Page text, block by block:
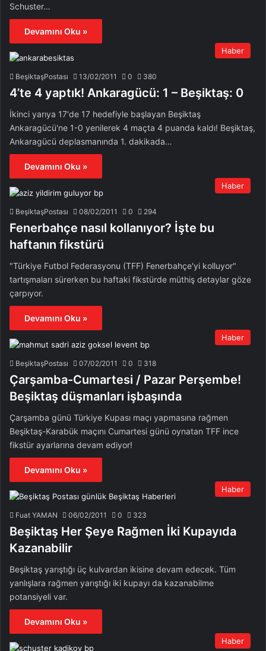
Schuster…
Devamını Oku »
Haber
BeşiktaşPostası 13/02/2011 0 380
4’te 4 yaptık! Ankaragücü: 1 – Beşiktaş: 0
İkinci yarıya 17'de 17 hedefiyle başlayan Beşiktaş
Ankaragücü'ne 1-0 yenilerek 4 maçta 4 puanda kaldı! Beşiktaş,
Ankaragücü deplasmanında 1. dakikada…
Devamını Oku »
Haber
BeşiktaşPostası 08/02/2011 0 294
Fenerbahçe nasıl kollanıyor? İşte bu
haftanın fikstürü
"Türkiye Futbol Federasyonu (TFF) Fenerbahçe'yi kolluyor"
tartışmaları sürerken bu haftaki fikstürde müthiş detaylar göze
çarpıyor.
Devamını Oku »
Haber
BeşiktaşPostası 07/02/2011 0 318
Çarşamba-Cumartesi / Pazar Perşembe!
Beşiktaş düşmanları işbaşında
Çarşamba günü Türkiye Kupası maçı yapmasına rağmen
Beşiktaş-Karabük maçını Cumartesi günü oynatan TFF ince
fikstür ayarlarına devam ediyor!
Devamını Oku »
Haber
Fuat YAMAN 06/02/2011 0 323
Beşiktaş Her Şeye Rağmen İki Kupayıda
Kazanabilir
Beşiktaş yarıştığı üç kulvardan ikisine devam edecek. Tüm
yanlışlara rağmen yarıştığı iki kupayı da kazanabilme
potansiyeli var.
Devamını Oku »
Haber